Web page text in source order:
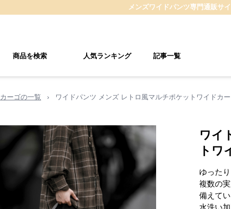
メンズワイドパンツ専門通販サイ
商品を検索 人気ランキング 記事一覧
カーゴの一覧 › ワイドパンツ メンズ レトロ風マルチポケットワイドカ
ワイ
トワ
ゆった
複数の
備えてい
水洗い